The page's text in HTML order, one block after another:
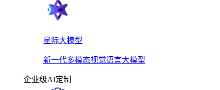
星际大模型
新一代多模态视觉语言大模型
企业级AI定制